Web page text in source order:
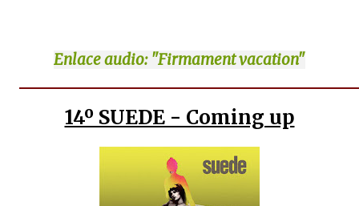
Enlaceaudio: "Firmament vacation"
14º SUEDE - Coming up